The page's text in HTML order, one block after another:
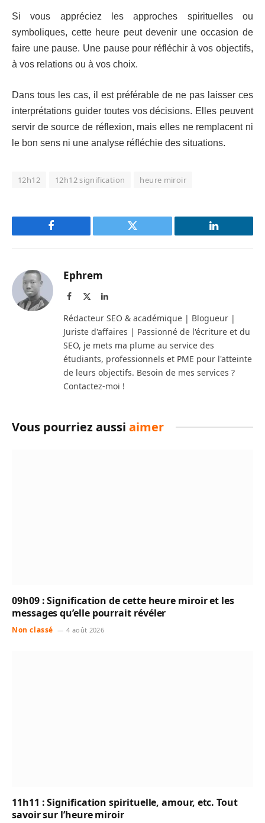
Si vous appréciez les approches spirituelles ou
symboliques, cette heure peut devenir une occasion de
faire une pause. Une pause pour réfléchir à vos objectifs,
à vos relations ou à vos choix.
Dans tous les cas, il est préférable de ne pas laisser ces
interprétations guider toutes vos décisions. Elles peuvent
servir de source de réflexion, mais elles ne remplacent ni
le bon sens ni une analyse réfléchie des situations.
12h12 12h12 signification heure miroir
Facebook Twitter LinkedIn
Ephrem
Facebook LinkedIn
Rédacteur SEO & académique | Blogueur |
Juriste d'affaires | Passionné de l'écriture et du
SEO, je mets ma plume au service des
étudiants, professionnels et PME pour l'atteinte
de leurs objectifs. Besoin de mes services ?
Contactez-moi !
Vous pourriez aussi aimer
09h09 : Signification de cette heure miroir et les
messages qu’elle pourrait révéler
Non classé 4 août 2026
11h11 : Signification spirituelle, amour, etc. Tout
savoir sur l’heure miroir